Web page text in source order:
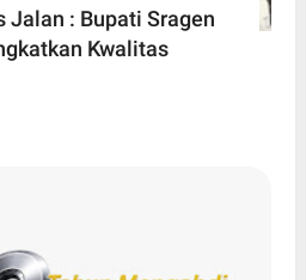
Jalan : Bupati Sragen
Kwalitas